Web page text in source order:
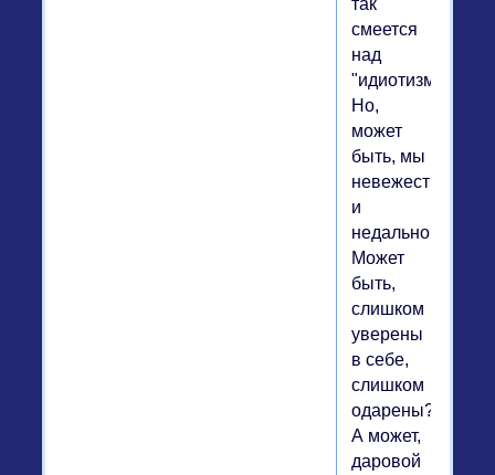
смеется
над
"идиотизмом"!
Но,
может
быть, мы
невежественны
и
недальновидны?
Может
быть,
слишком
уверены
в себе,
слишком
одарены?
А может,
даровой